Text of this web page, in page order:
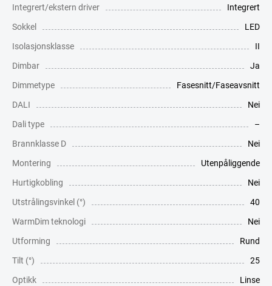
Integrert/ekstern driver
Integrert
Sokkel
LED
Isolasjonsklasse
II
Dimbar
Ja
Dimmetype
Fasesnitt/Faseavsnitt
DALI
Nei
Dali type
–
Brannklasse D
Nei
Montering
Utenpåliggende
Hurtigkobling
Nei
Utstrålingsvinkel (°)
40
WarmDim teknologi
Nei
Utforming
Rund
Tilt (°)
25
Optikk
Linse